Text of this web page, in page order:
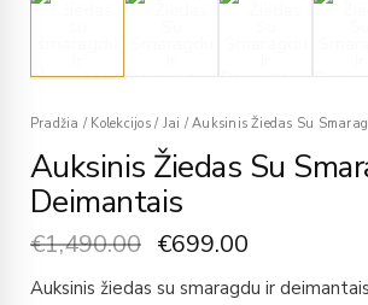
Pradžia / Kolekcijos / Jai /Auksinis Žiedas Su
Auksinis Žiedas Su
Deimantais
€1,490.00 €699.00
Auksinis žiedas su smaragdu ir deimantais